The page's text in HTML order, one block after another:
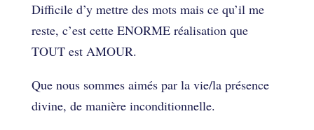
Difficile d’y mettre des mots mais ce qu’il me
reste, c’est cette ENORME réalisation que
TOUT est AMOUR.
Que nous sommes aimés par la vie/la présence
divine, de manière inconditionnelle.